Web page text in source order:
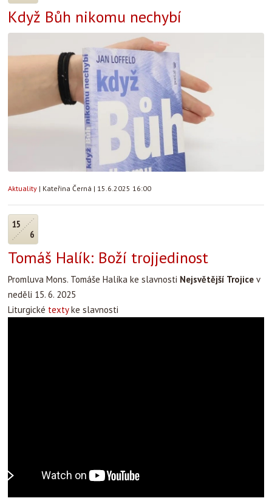
Když Bůh nikomu nechybí
Aktuality | Kateřina Černá | 15.6.2025 16:00
15
6
Tomáš Halík: Boží trojjedinost
Promluva Mons. Tomáše Halíka ke slavnosti Nejsvětější Trojice v
neděli 15. 6. 2025
Liturgické textyke slavnosti